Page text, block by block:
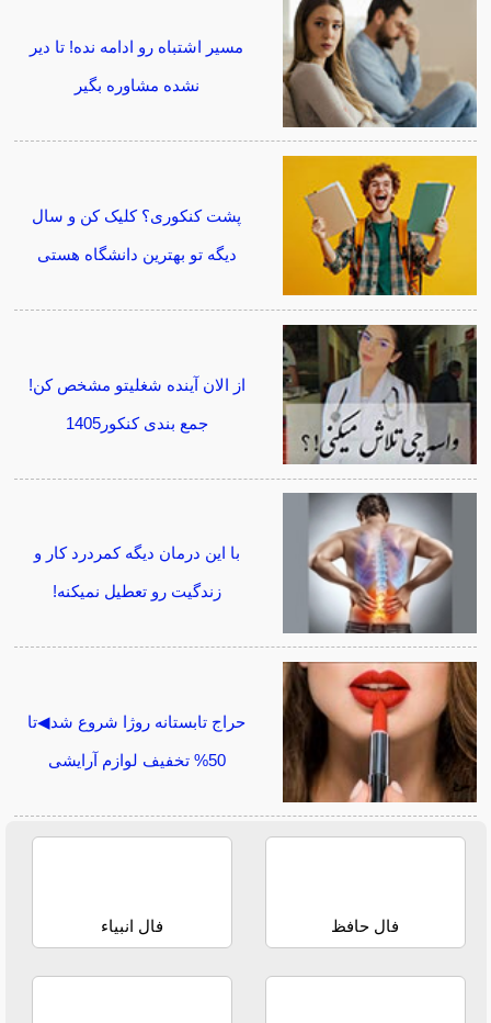
مسیر اشتباه رو ادامه نده! تا دیر
نشده مشاوره بگیر
پشت کنکوری؟ کلیک کن و سال
دیگه تو بهترین دانشگاه هستی
از الان آینده شغلیتو مشخص کن!
جمع بندی کنکور1405
با این درمان دیگه کمردرد کار و
زندگیت رو تعطیل نمیکنه!
حراج تابستانه روژا شروع شد◀تا
50% تخفیف لوازم آرایشی
فال حافظ فال انبیاء